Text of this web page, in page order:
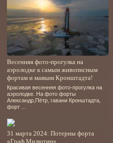
Весенняя фото-прогулка на
аэролодке к самым живописным
фортам и маякам Кронштадта!
Красивая весенняя фото-прогулка на
аэролодке. На фото форты
Александр,Пётр, гавани Кронштадта,
форт ...
31 марта 2024: Потерны форта
«Граф Милютин»